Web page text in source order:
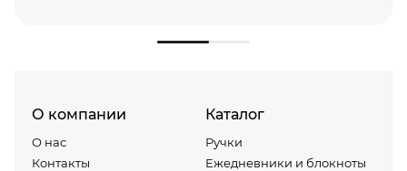
О компании
О нас
Контакты
Каталог
Ручки
Ежедневники и блокноты